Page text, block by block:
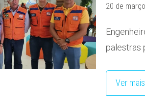
20 de
palestras
Ver mais